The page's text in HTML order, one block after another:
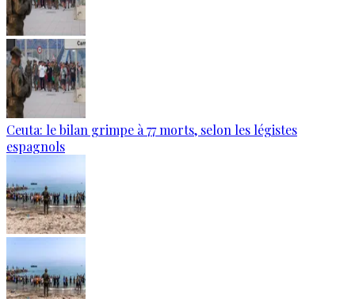
Ceuta: le bilan grimpe à 77 morts, selon les légistes
espagnols